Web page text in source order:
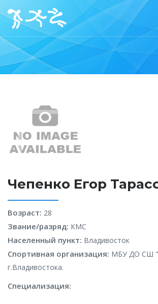
Чепенко Егор
Возраст: 28
Звание/разряд: КМС
Населенный пункт: Владивосток
Спортивная организация: МБУ ДО СШ
г.Владивостока.
Специализация: